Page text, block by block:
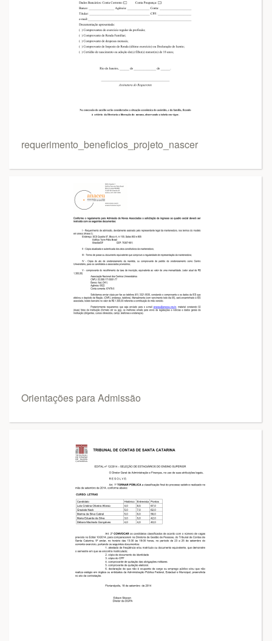
requerimento_beneficios_projeto_nascer
Orientações para Admissão